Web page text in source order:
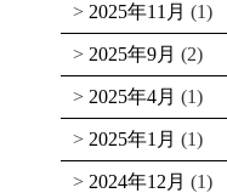
2025年11月 (1)
2025年9月 (2)
2025年4月 (1)
2025年1月 (1)
2024年12月 (1)